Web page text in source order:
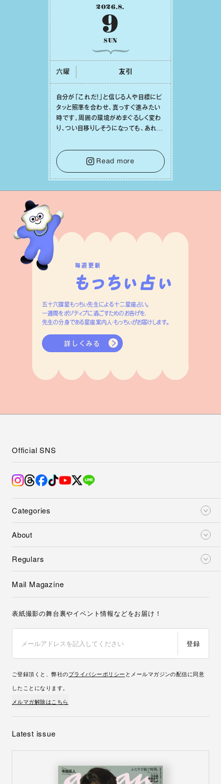
2026.8.
9
SUN
六曜 友引
⾃分が「これだ！」と信じる⼈や⽬標にピ
タッと照準を合わせ、真っすぐ進みたい
時です。周囲の環境がめまぐるしく変わ
り、つい⽬移りしそうになっても、あれこ
をそっと⼿放し、⽬の前のことに集中しま
しょう。そのブレない決意が、あなたにと
って有意義で安定した成果を引き寄せま
す。
Read more
毎週更新
五十六謀星もっちぃ先生による十二星座占い。
一週間をポジティブに過ごすためのお告げを、
先生の分身である星座案内人・もっちぃがお届けします。
詳しくみる
Categories
About
Regulars
Official SNS
Mail Magazine
表紙撮影の舞台裏やイベント情報などをお届け！
登録
ご登録頂くと、弊社のプライバシーポリシー とメールマガジンの配信に同意
したことになります。
メルマガ解除はこちら
Latest issue